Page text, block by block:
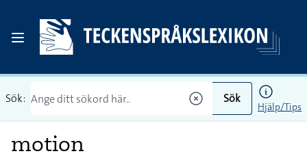
Sök: Sök
Hjälp/Tips
motion